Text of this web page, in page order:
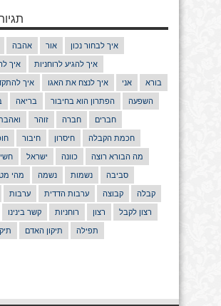
אהבה אור איך לבחור נכון
איך איך להגיע לרוחניות
איך איך לנצח את האגו אני בורא
בריאה הפתרון הוא בחיבור השפעה
זוהר חברה חברים
חיבור חיסרון חכמת הקבלה
ישראל כוונה מה הבורא רוצה
מהי נשמה נשמות סביבה
ערבות ערבות הדדית קבוצה קבלה
קשר בינינו רוחניות רצון רצון לקבל
תיקון האדם תפילה